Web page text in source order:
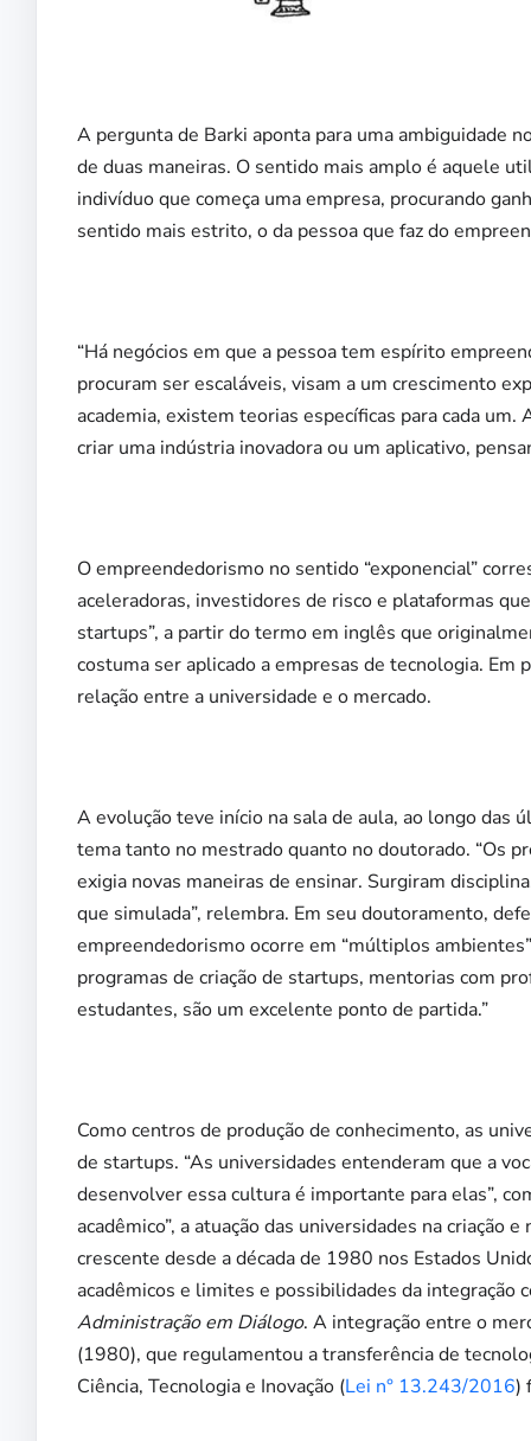
A pergunta de Barki aponta para uma ambiguidade
de duas maneiras. O sentido mais amplo é aquele
indivíduo que começa uma empresa, procurando
sentido mais estrito, o da pessoa que faz do
“Há negócios em que a pessoa tem espírito
procuram ser escaláveis, visam a um crescimento
academia, existem teorias específicas para cada
criar uma indústria inovadora ou um aplicativo,
O empreendedorismo no sentido “exponencial”
aceleradoras, investidores de risco e plataformas
startups”, a partir do termo em inglês que
costuma ser aplicado a empresas de tecnologia.
relação entre a universidade e o mercado.
A evolução teve início na sala de aula, ao longo das
tema tanto no mestrado quanto no doutorado. “Os
exigia novas maneiras de ensinar. Surgiram
que simulada”, relembra. Em seu doutoramento,
empreendedorismo ocorre em “múltiplos
programas de criação de startups, mentorias com
estudantes, são um excelente ponto de partida.”
Como centros de produção de conhecimento, as
de startups. “As universidades entenderam que a
desenvolver essa cultura é importante para elas”,
acadêmico”, a atuação das universidades na
crescente desde a década de 1980 nos Estados
acadêmicos e limites e possibilidades da integração
Administração em Diálogo. A integração entre o
(1980), que regulamentou a transferência de
Ciência, Tecnologia e Inovação (Lei n° 13.243/2016)